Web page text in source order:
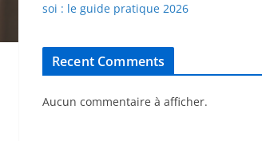
soi : le guide pratique 2026
Recent Comments
Aucun commentaire à afficher.